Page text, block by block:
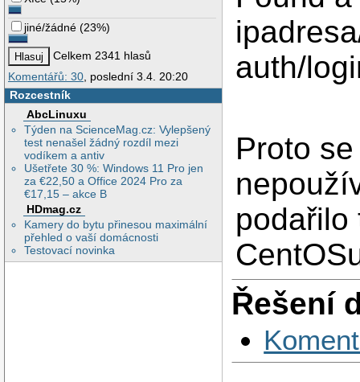
jiné/žádné (23%)
Celkem 2341 hlasů
Komentářů: 30 , poslední 3.4. 20:20
Rozcestník
AbcLinuxu
Týden na ScienceMag.cz: Vylepšený
test nenašel žádný rozdíl mezi
vodíkem a antiv
Ušetřete 30 %: Windows 11 Pro jen
za €22,50 a Office 2024 Pro za
€17,15 – akce B
HDmag.cz
Kamery do bytu přinesou maximální
přehled o vaší domácnosti
Testovací novinka
auth/
Proto
podařilo
Řešení